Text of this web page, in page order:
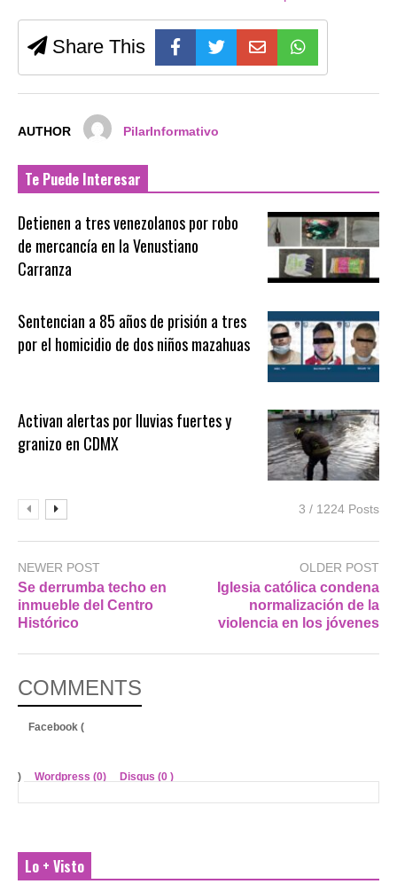
Share This
AUTHOR PilarInformativo
Te Puede Interesar
Detienen a tres venezolanos por robo
de mercancía en la Venustiano
Carranza
Sentencian a 85 años de prisión a tres
por el homicidio de dos niños mazahuas
Activan alertas por lluvias fuertes y
granizo en CDMX
3 / 1224 Posts
NEWER POST
Se derrumba techo en
inmueble del Centro
Histórico
OLDER POST
Iglesia católica condena
normalización de la
violencia en los jóvenes
COMMENTS
Facebook (
) Wordpress (0) Disqus (0 )
Lo + Visto